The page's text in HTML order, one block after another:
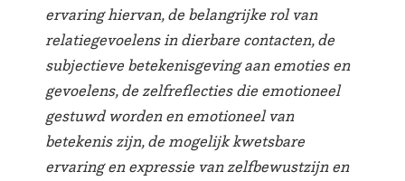
ervaring hiervan, de belangrijke rol van
relatiegevoelens in dierbare contacten, de
subjectieve betekenisgeving aan emoties en
gevoelens, de zelfreflecties die emotioneel
gestuwd worden en emotioneel van
betekenis zijn, de mogelijk kwetsbare
ervaring en expressie van zelfbewustzijn en